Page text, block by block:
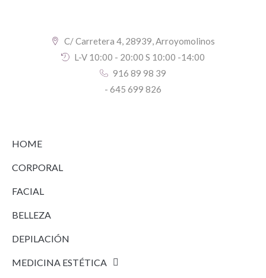
C/ Carretera 4, 28939, Arroyomolinos
L-V 10:00 - 20:00 S 10:00 -14:00
916 89 98 39
- 645 699 826
HOME
CORPORAL
FACIAL
BELLEZA
DEPILACIÓN
MEDICINA ESTÉTICA